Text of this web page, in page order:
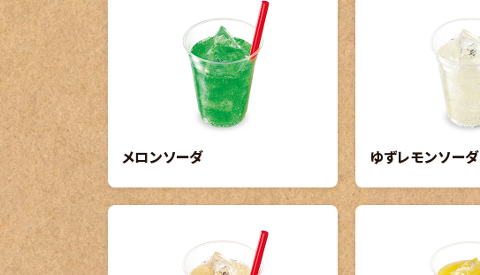
メロンソーダ ゆずレモンソーダ